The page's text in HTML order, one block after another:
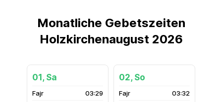
Monatliche Gebetszeiten
Holzkirchenaugust 2026
01, Sa
03:29
02, So
03:32